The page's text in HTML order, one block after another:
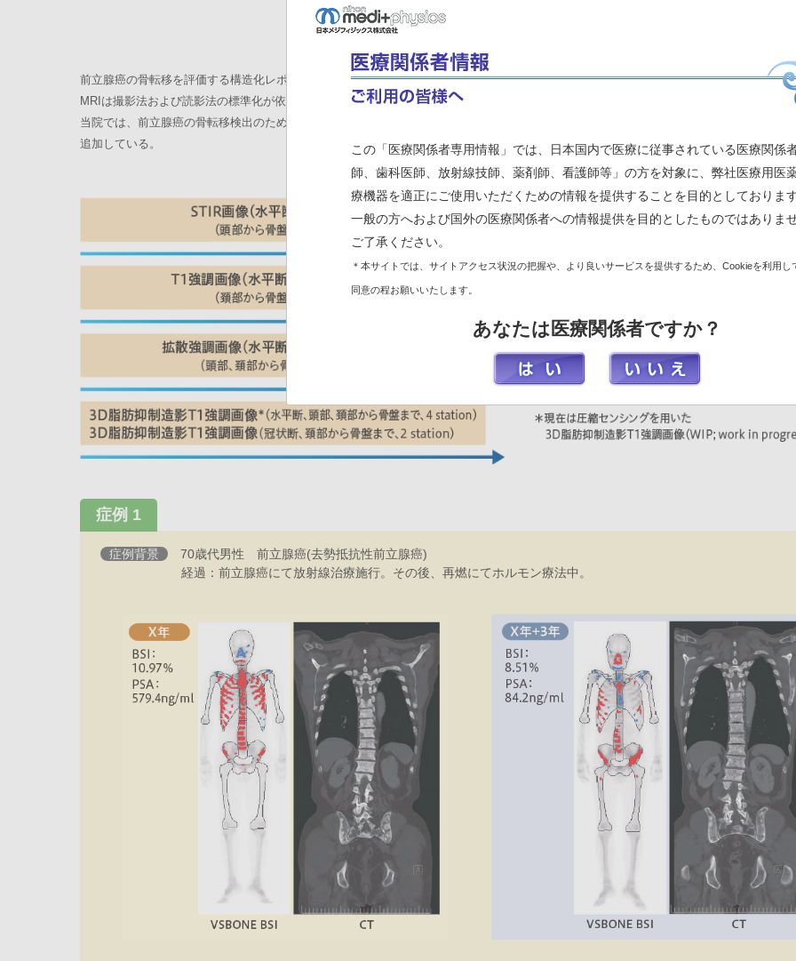
前立腺癌の骨転移を評価する構造化レポートシステムであるMET-RADS-Pが2017年に欧州泌尿器科学会より発表された8)ものの、専門性の
MRIは撮影法および読影法の標準化が依然として課題である。
当院では、前立腺癌の骨転移検出のための全身MRI撮像の指針に準拠し、高b値拡散強調画像との融合画像作成のため、3D脂肪抑制造影T1
追加している。
症例 1
70歳代男性 前立腺癌(去勢抵抗性前立腺癌)
経過：前立腺癌にて放射線治療施行。その後、再燃にてホルモン療法中。
この「医療関係者専用情報」では、日本国内で医療に従事されている医療関係
師、歯科医師、放射線技師、薬剤師、看護師等」の方を対象に、弊社医療用医
療機器を適正にご使用いただくための情報を提供することを目的としております
一般の方へおよび国外の医療関係者への情報提供を目的としたものではありま
ご了承ください。
＊本サイトでは、サイトアクセス状況の把握や、より良いサービスを提供するため、Cookieを利用し
同意の程お願いいたします。
あなたは医療関係者ですか？